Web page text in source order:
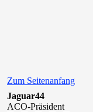
Zum Seitenanfang
Jaguar44
ACO-Präsident